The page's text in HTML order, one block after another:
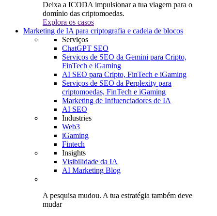
Deixa a ICODA impulsionar a tua viagem para o
domínio das criptomoedas.
Explora os casos
Marketing de IA para criptografia e cadeia de blocos
Serviços
ChatGPT SEO
Serviços de SEO da Gemini para Cripto,
FinTech e iGaming
AI SEO para Cripto, FinTech e iGaming
Serviços de SEO da Perplexity para
criptomoedas, FinTech e iGaming
Marketing de Influenciadores de IA
AI SEO
Industries
Web3
iGaming
Fintech
Insights
Visibilidade da IA
AI Marketing Blog
A pesquisa mudou. A tua estratégia também deve
mudar